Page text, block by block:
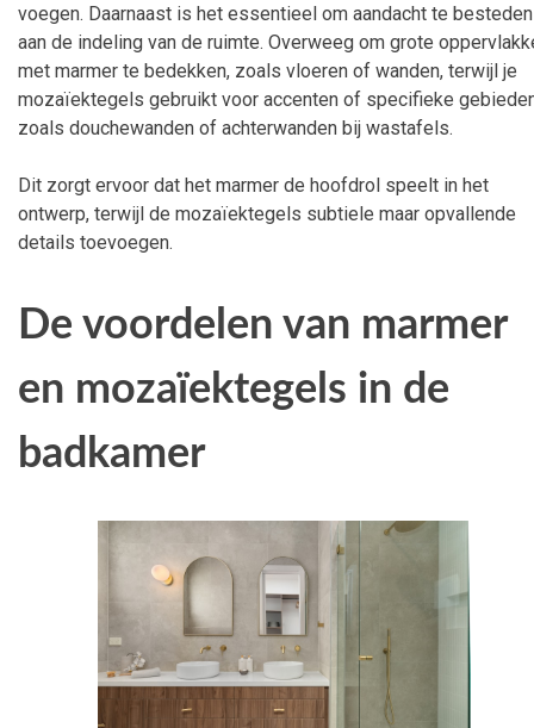
voegen. Daarnaast is het essentieel om aandacht te besteden
aan de indeling van de ruimte. Overweeg om grote
met marmer te bedekken, zoals vloeren of wanden, terwijl je
mozaïektegels gebruikt voor accenten of specifieke
zoals douchewanden of achterwanden bij wastafels.
Dit zorgt ervoor dat het marmer de hoofdrol speelt in het
ontwerp, terwijl de mozaïektegels subtiele maar opvallende
details toevoegen.
De voordelen van marmer
en mozaïektegels in de
badkamer